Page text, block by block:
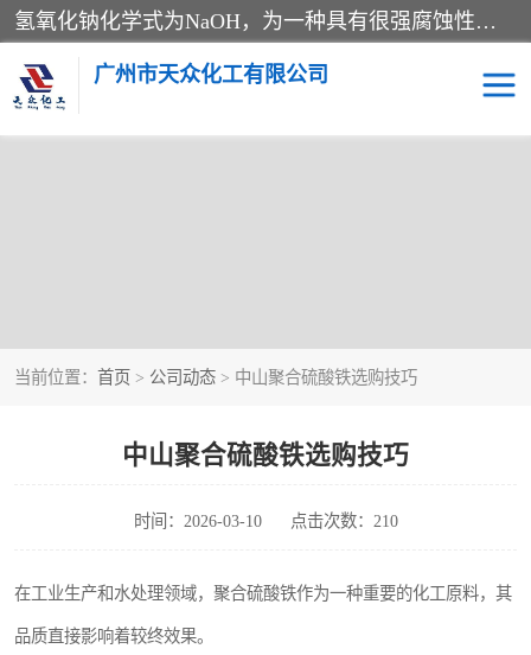
氢氧化钠化学式为NaOH，为一种具有很强腐蚀性的强碱，一般为片状或颗粒形态，易溶于水(溶于水时放热)并形成碱性溶液，另有潮解性，易吸取空气中的水蒸气(潮解)和(变质)。NaOH是化学实验室其中一种必备的化学品，亦为常见的化工品之一。纯品是无色透明的晶体。密度2.130g/cm3。熔点318.4℃。沸点1390℃。工业品含有少量的氯化和碳酸，是白色不透明的晶体。
广州市天众化工有限公司
当前位置： 首页 > 公司动态 > 中山聚合硫酸铁选购技巧
中山聚合硫酸铁选购技巧
时间：2026-03-10 点击次数：210
在工业生产和水处理领域，聚合硫酸铁作为一种重要的化工原料，其
品质直接影响着较终效果。